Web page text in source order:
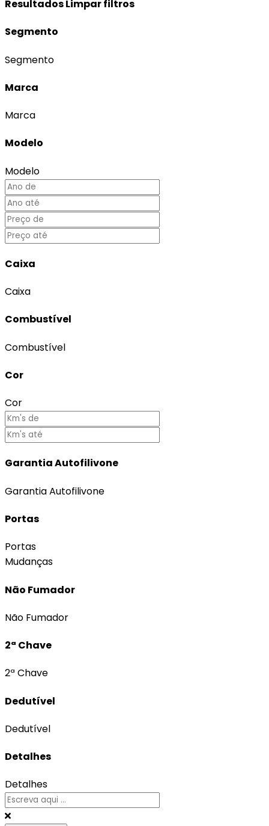
ResultadosLimpar filtros
Segmento
Segmento
Marca
Marca
Modelo
Modelo
Caixa
Caixa
Combustível
Combustível
Cor
Cor
Garantia Autofilivone
Garantia Autofilivone
Portas
Portas
Mudanças
Não Fumador
Não Fumador
2ª Chave
2ª Chave
Dedutível
Dedutível
Detalhes
Detalhes